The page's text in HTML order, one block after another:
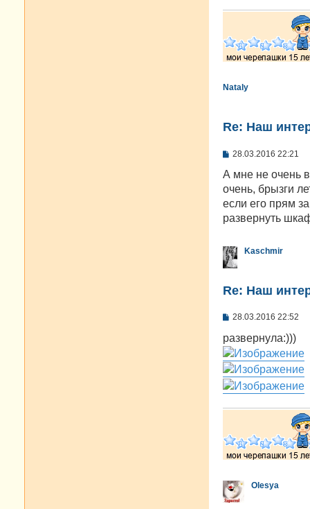
Nataly
Re: Наш
С
о
щ
е
и
28.03.2016 22:21
А мне не очень
очень, брызги
если его прям
развернуть
Kaschmir
Re: Наш
С
о
б
щ
е
н
и
е
28.03.2016 22:52
развернула:)))
Olesya